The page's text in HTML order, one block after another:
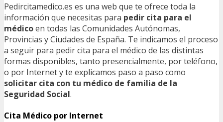
Pedircitamedico.es es una web que te ofrece toda la
información que necesitas para pedir cita para el
médicoen todas las Comunidades Autónomas,
Provincias y Ciudades de España. Te indicamos el proceso
a seguir para pedir cita para el médico de las distintas
formas disponibles, tanto presencialmente, por teléfono,
o por Internet y te explicamos paso a paso como
solicitar cita con tu médico de familia de la
Seguridad Social.
Cita Médico por Internet